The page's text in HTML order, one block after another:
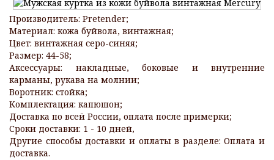
Производитель: Pretender;
Материал: кожа буйвола, винтажная;
Цвет: винтажная серо-синяя;
Размер: 44-58;
Аксессуары: накладные, боковые и внутренние
карманы, рукава на молнии;
Воротник: стойка;
Комплектация: капюшон;
Доставка по всей России, оплата после примерки;
Сроки доставки: 1 - 10 дней,
Другие способы доставки и оплаты в разделе: Оплата и
доставка.